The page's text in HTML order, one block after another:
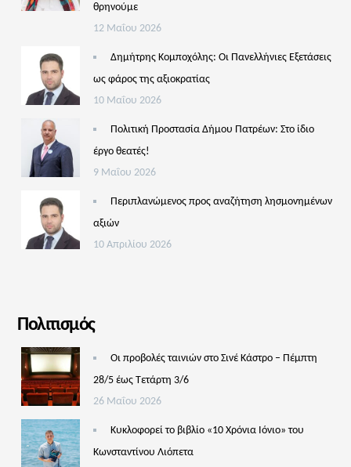
θρηνούμε
12 Μαΐου 2026
Δημήτρης Κομποχόλης: Οι Πανελλήνιες Εξετάσεις
ως φάρος της αξιοκρατίας
10 Μαΐου 2026
Πολιτική Προστασία Δήμου Πατρέων: Στο ίδιο
έργο θεατές!
9 Μαΐου 2026
Περιπλανώμενος προς αναζήτηση λησμονημένων
αξιών
10 Απριλίου 2026
Πολιτισμός
Οι προβολές ταινιών στο Σινέ Κάστρο – Πέμπτη
28/5 έως Τετάρτη 3/6
26 Μαΐου 2026
Κυκλοφορεί το βιβλίο «10 Χρόνια Ιόνιο» του
Κωνσταντίνου Λιόπετα